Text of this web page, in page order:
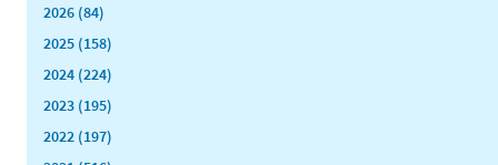
2026 (84)
2025 (158)
2024 (224)
2023 (195)
2022 (197)